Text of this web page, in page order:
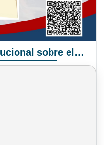
Pronunciamiento Institucional sobre el Proyecto de Ley N° 068/2025-2026 C.S.